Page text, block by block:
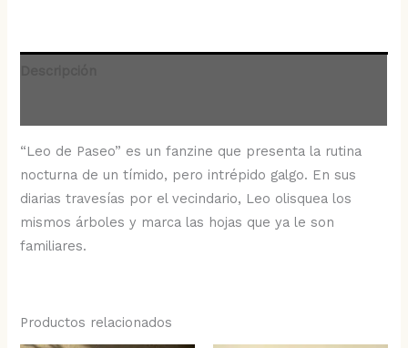
“Leo de Paseo” es un fanzine que presenta la rutina
nocturna de un tímido, pero intrépido galgo. En sus
diarias travesías por el vecindario, Leo olisquea los
mismos árboles y marca las hojas que ya le son
familiares.
Productos relacionados